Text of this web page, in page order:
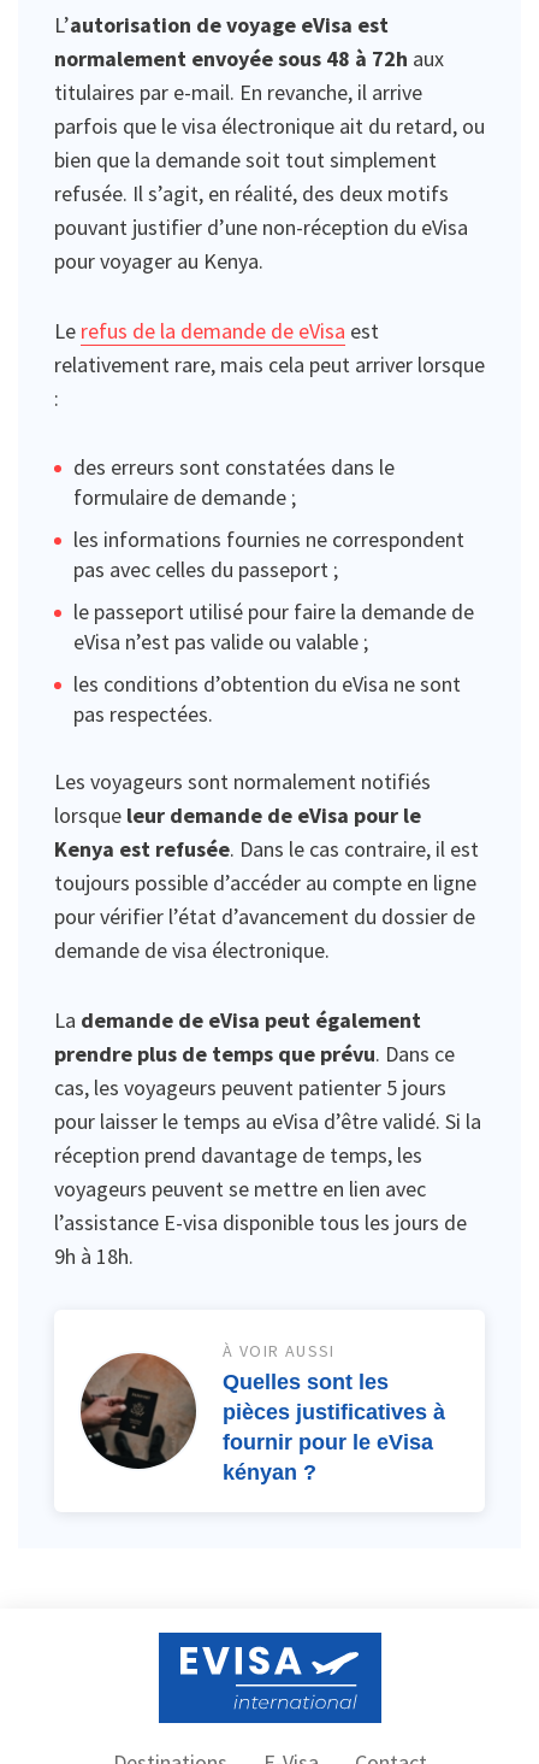
L’autorisation de voyage eVisa est
normalement envoyée sous 48 à 72h aux
titulaires par e-mail. En revanche, il arrive
parfois que le visa électronique ait du retard, ou
bien que la demande soit tout simplement
refusée. Il s’agit, en réalité, des deux motifs
pouvant justifier d’une non-réception du eVisa
pour voyager au Kenya.
Le refus de la demande de eVisa est
relativement rare, mais cela peut arriver lorsque
:
des erreurs sont constatées dans le
formulaire de demande ;
les informations fournies ne correspondent
pas avec celles du passeport ;
le passeport utilisé pour faire la demande de
eVisa n’est pas valide ou valable ;
les conditions d’obtention du eVisa ne sont
pas respectées.
Les voyageurs sont normalement notifiés
lorsque leur demande de eVisa pour le
Kenya est refusée. Dans le cas contraire, il est
toujours possible d’accéder au compte en ligne
pour vérifier l’état d’avancement du dossier de
demande de visa électronique.
La demande de eVisa peut également
prendre plus de temps que prévu. Dans ce
cas, les voyageurs peuvent patienter 5 jours
pour laisser le temps au eVisa d’être validé. Si la
réception prend davantage de temps, les
voyageurs peuvent se mettre en lien avec
l’assistance E-visa disponible tous les jours de
9h à 18h.
À VOIR AUSSI
Quelles sont les
pièces justificatives à
fournir pour le eVisa
kényan ?